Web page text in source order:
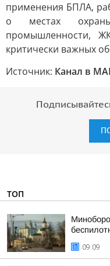
применения БПЛА,
о местах
промышленности,
критически важных
Источник: Канал в
ТОП
09:09